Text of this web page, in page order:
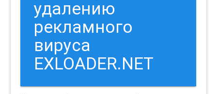
удалению
рекламного
вируса
EXLOADER.NET